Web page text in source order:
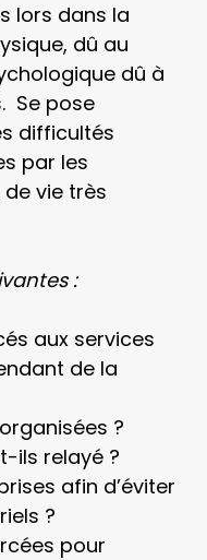
lors dans la
dû au
dû à
Se pose
difficultés
par les
vie très
:
aux services
de la
?
ils relayé ?
afin d’éviter
?
pour